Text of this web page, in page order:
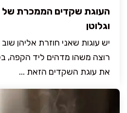
העוגת שקדים הממכרת של
וגלוטן
יש עוגות שאני חוזרת אליהן
רוצה משהו מדהים ליד הקפה,
את עוגת השקדים הזאת ...